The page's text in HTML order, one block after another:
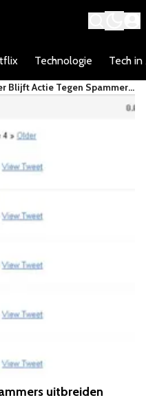
Technologie Tech in
Blijft Actie Tegen Spammers
uitbreiden